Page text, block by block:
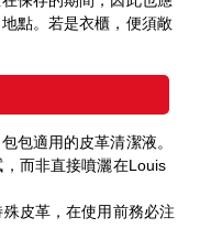
點。若是衣櫃，便須敞
包適用的皮革清潔液。
而非直接噴灑在Louis
皮革，在使用前務必注